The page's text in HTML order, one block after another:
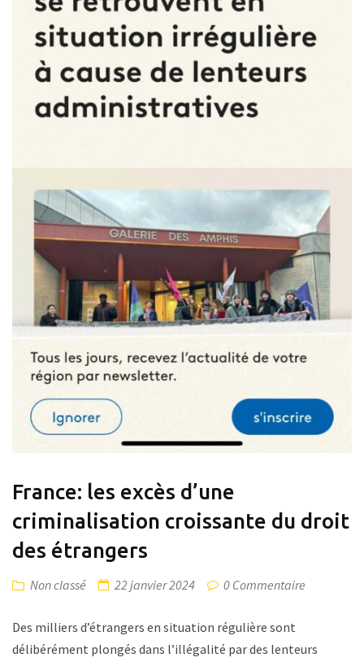
France: les excès d’une
criminalisation croissante du droit
des étrangers
Non classé 22 janvier 2024 0 Commentaire
Des milliers d’étrangers en situation régulière sont
délibérément plongés dans l’illégalité par des lenteurs